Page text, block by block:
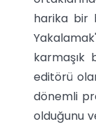
harika bir
karmaşık
editörü
dönemli
olduğunu